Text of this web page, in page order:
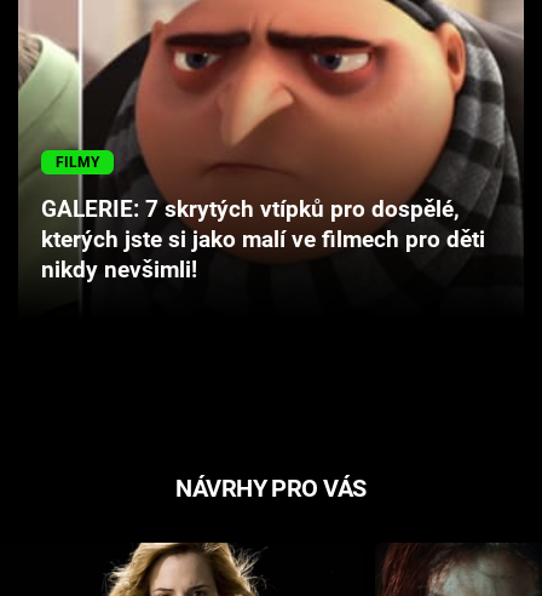
Seriály
Hry
Cool Esport
Pořady
FILMY
GALERIE: 7 skrytých vtípků pro dospělé,
kterých jste si jako malí ve filmech pro děti
nikdy nevšimli!
NÁVRHY PRO VÁS